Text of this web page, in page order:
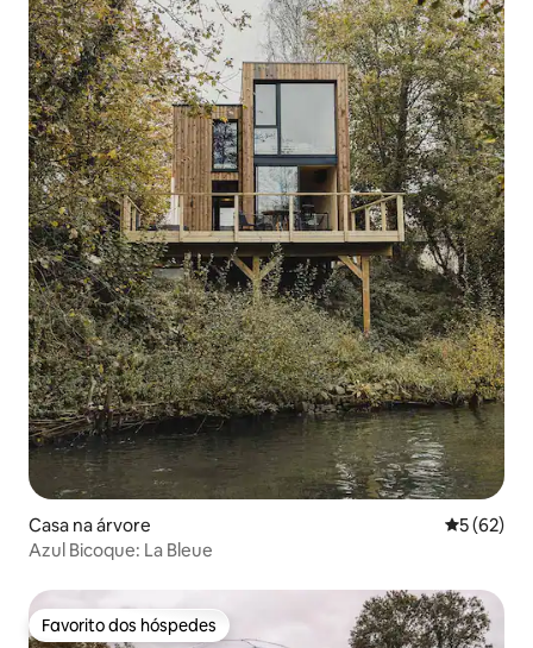
Casa na árvore
5 (62)
Azul Bicoque: La Bleue
Favorito dos hóspedes
Favorito dos hóspedes